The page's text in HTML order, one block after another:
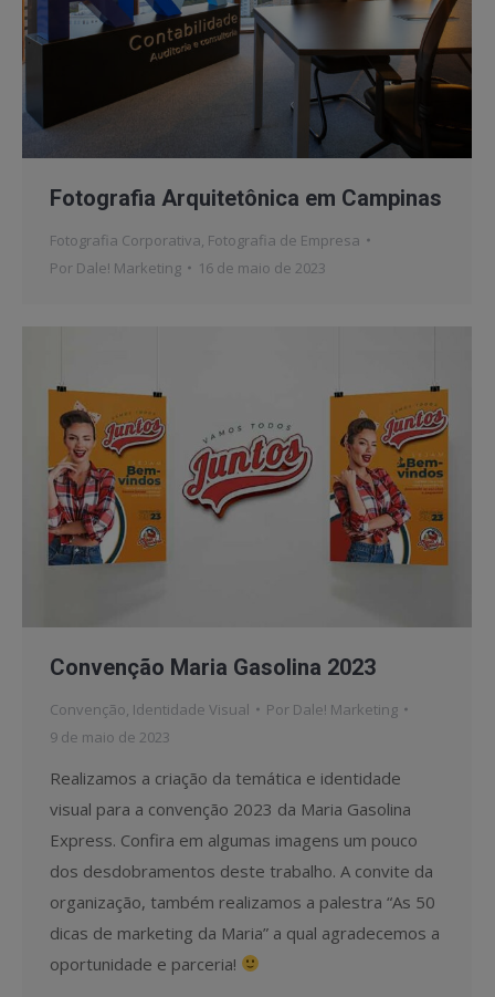
Fotografia Arquitetônica em Campinas
Fotografia Corporativa Fotografia de Empresa
Por Dale! Marketing 16 de maio de 2023
Convenção Maria Gasolina 2023
Convenção Identidade Visual Por Dale! Marketing
9 de maio de 2023
Realizamos a criação da temática e identidade
visual para a convenção 2023 da Maria Gasolina
Express. Confira em algumas imagens um pouco
dos desdobramentos deste trabalho. A convite da
organização, também realizamos a palestra “As 50
dicas de marketing da Maria” a qual agradecemos a
oportunidade e parceria!